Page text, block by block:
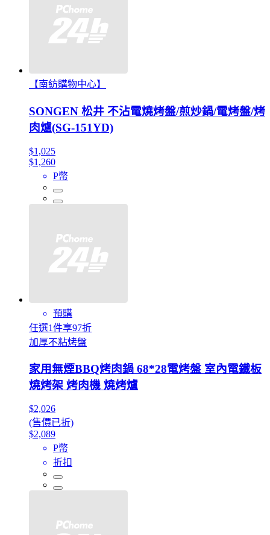
【南紡購物中心】
SONGEN 松井 不沾電燒烤盤/煎炒鍋/電烤盤/烤
肉爐(SG-151YD)
$1,025
$1,260
P幣
預購
任選1件享97折
加厚不粘烤盤
家用無煙BBQ烤肉鍋 68*28電烤盤 室內電鐵板
燒烤架 烤肉機 燒烤爐
$2,026
(售價已折)
$2,089
P幣
折扣